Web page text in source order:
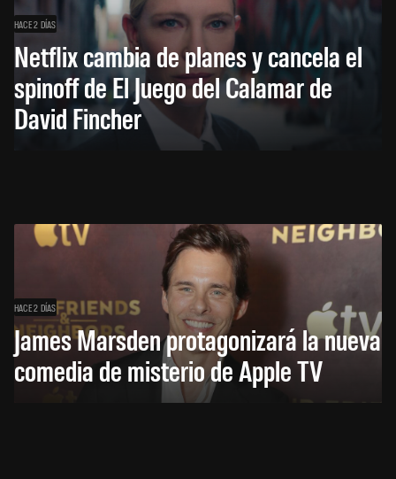
HACE 2 DÍAS
Netflix cambia de planes y cancela el
spinoff de El Juego del Calamar de
David Fincher
HACE 2 DÍAS
James Marsden protagonizará la nueva
comedia de misterio de Apple TV